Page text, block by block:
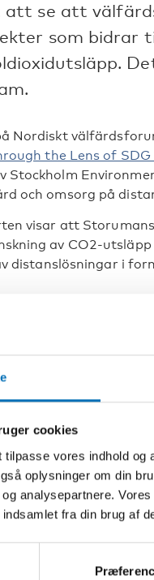
cookies
tilpasse vores indhold
oplysninger om din
analysepartnere.
fra din brug af
se att
som bidrar
Nordiskt
the Lens of SDG
Stockholm
och omsorg på
visar att
av CO2-
distanslösningar i
självklart för
för att få tillgång
lösningar och
av att hålla en hög
länder. Fram till
på klimatet, i
vi inom det
förhoppningsvis kan